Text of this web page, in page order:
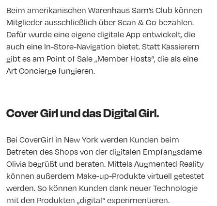
Beim amerikanischen Warenhaus Sam’s Club können
Mitglieder ausschließlich über Scan & Go bezahlen.
Dafür wurde eine eigene digitale App entwickelt, die
auch eine In-Store-Navigation bietet. Statt Kassierern
gibt es am Point of Sale „Member Hosts“, die als eine
Art Concierge fungieren.
Cover Girl und das Digital Girl.
Bei CoverGirl in New York werden Kunden beim
Betreten des Shops von der digitalen Empfangsdame
Olivia begrüßt und beraten. Mittels Augmented Reality
können außerdem Make-up-Produkte virtuell getestet
werden. So können Kunden dank neuer Technologie
mit den Produkten „digital“ experimentieren.